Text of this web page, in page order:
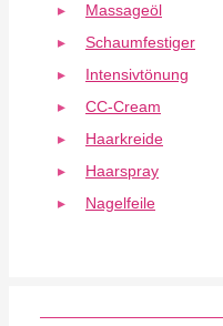
Massageöl
Schaumfestiger
Intensivtönung
CC-Cream
Haarkreide
Haarspray
Nagelfeile